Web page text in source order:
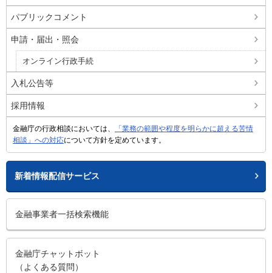
パブリックコメント
申請・届出・照会
オンライン行政手続
入札公告等
採用情報
金融庁の行政相談においては、
「業務の範囲や程度を明らかに超える苦情
相談」への対応について方針を定めています。
新着情報配信サービス
金融事業者一括検索機能
金融庁チャットボット
（よくある質問）